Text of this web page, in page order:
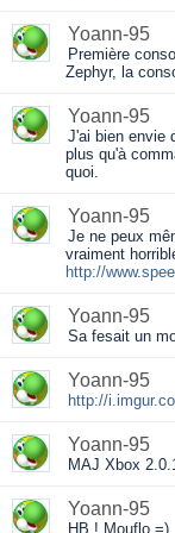
Yoann-95
Première
Zephyr, la
Yoann-95
J'ai bien envie
plus qu'à
quoi.
Yoann-95
Je ne peux
vraiment
http://
Yoann-95
Sa fesait un
Yoann-95
http://
Yoann-95
MAJ Xbox
Yoann-95
HB ! Mouflo =)